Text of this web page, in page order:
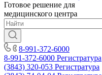
Готовое решение для
медицинского центра
8-991-372-6000
8-991-372-6000 Регистратура
(3843) 320-053 Регистратура